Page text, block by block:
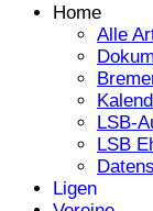
Home
Alle
LSB-
LSB
Ligen